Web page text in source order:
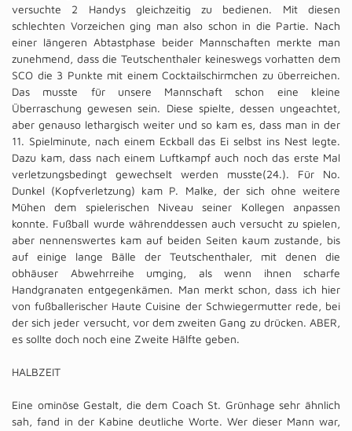
versuchte 2 Handys gleichzeitig zu bedienen. Mit diesen
schlechten Vorzeichen ging man also schon in die Partie. Nach
einer längeren Abtastphase beider Mannschaften merkte man
zunehmend, dass die Teutschenthaler keineswegs vorhatten dem
SCO die 3 Punkte mit einem Cocktailschirmchen zu überreichen.
Das musste für unsere Mannschaft schon eine kleine
Überraschung gewesen sein. Diese spielte, dessen ungeachtet,
aber genauso lethargisch weiter und so kam es, dass man in der
11. Spielminute, nach einem Eckball das Ei selbst ins Nest legte.
Dazu kam, dass nach einem Luftkampf auch noch das erste Mal
verletzungsbedingt gewechselt werden musste(24.). Für No.
Dunkel (Kopfverletzung) kam P. Malke, der sich ohne weitere
Mühen dem spielerischen Niveau seiner Kollegen anpassen
konnte. Fußball wurde währenddessen auch versucht zu spielen,
aber nennenswertes kam auf beiden Seiten kaum zustande, bis
auf einige lange Bälle der Teutschenthaler, mit denen die
obhäuser Abwehrreihe umging, als wenn ihnen scharfe
Handgranaten entgegenkämen. Man merkt schon, dass ich hier
von fußballerischer Haute Cuisine der Schwiegermutter rede, bei
der sich jeder versucht, vor dem zweiten Gang zu drücken. ABER,
es sollte doch noch eine Zweite Hälfte geben.
HALBZEIT
Eine ominöse Gestalt, die dem Coach St. Grünhage sehr ähnlich
sah, fand in der Kabine deutliche Worte. Wer dieser Mann war,